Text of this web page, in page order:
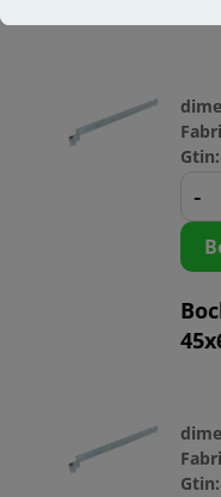
Gtin:
-
Gtin: